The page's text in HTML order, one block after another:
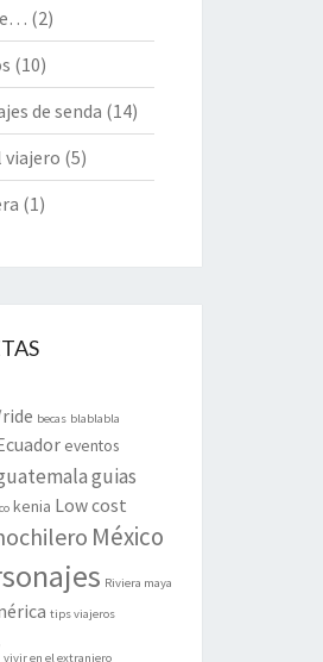
(2)
(10)
de senda (14)
viajero (5)
(1)
becas blablabla
eventos
guias
kenia Low cost
México
Riviera maya
tips viajeros
vivir en el extranjero